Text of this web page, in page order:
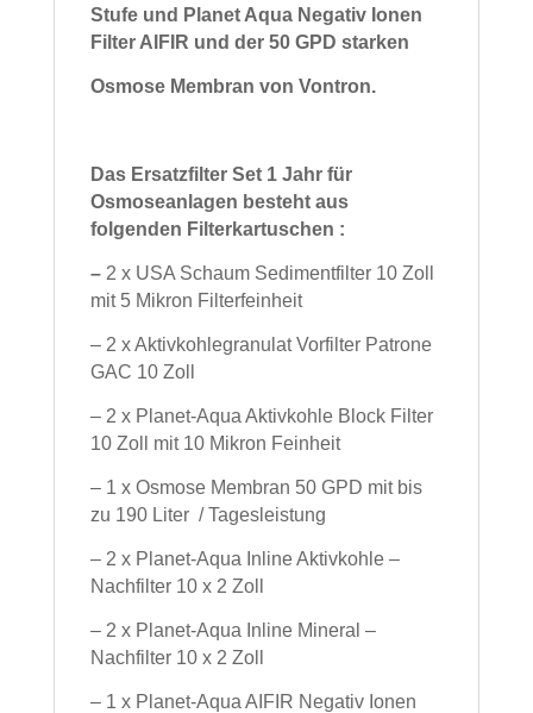
Stufe und Planet Aqua Negativ Ionen
Filter AIFIR und der 50 GPD starken
Osmose Membran von Vontron.
Das Ersatzfilter Set 1 Jahr für
Osmoseanlagen besteht aus
folgenden Filterkartuschen :
–2 x USA Schaum Sedimentfilter 10 Zoll
mit 5 Mikron Filterfeinheit
– 2 x Aktivkohlegranulat Vorfilter Patrone
GAC 10 Zoll
– 2 x Planet-Aqua Aktivkohle Block Filter
10 Zoll mit 10 Mikron Feinheit
– 1 x Osmose Membran 50 GPD mit bis
zu 190 Liter / Tagesleistung
– 2 x Planet-Aqua Inline Aktivkohle –
Nachfilter 10 x 2 Zoll
– 2 x Planet-Aqua Inline Mineral –
Nachfilter 10 x 2 Zoll
– 1 x Planet-Aqua AIFIR Negativ Ionen